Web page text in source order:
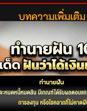
บทความเพิ่มเติม